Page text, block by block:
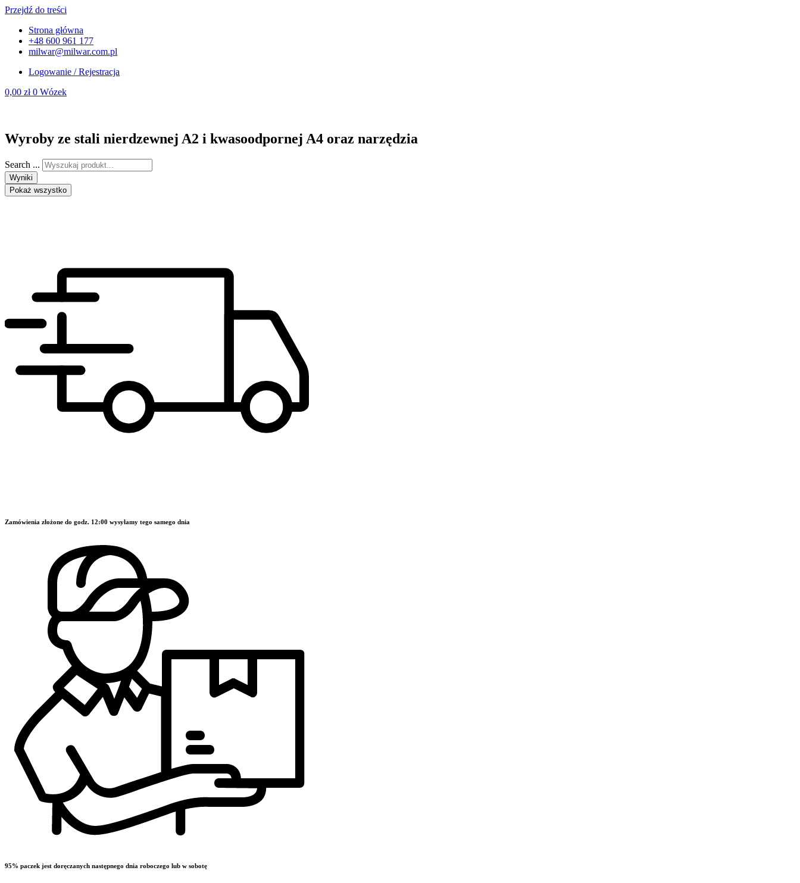
Przejdź do treści
Strona główna
+48 600 961 177
milwar@milwar.com.pl
Logowanie / Rejestracja
0,00 zł 0 Wózek
Wyroby ze stali nierdzewnej A2 i kwasoodpornej A4 oraz narzędzia
Search ...
Wyniki
Pokaż wszystko
Zamówienia złożone do godz. 12:00 wysyłamy tego samego dnia
95% paczek jest doręczanych następnego dnia roboczego lub w sobotę